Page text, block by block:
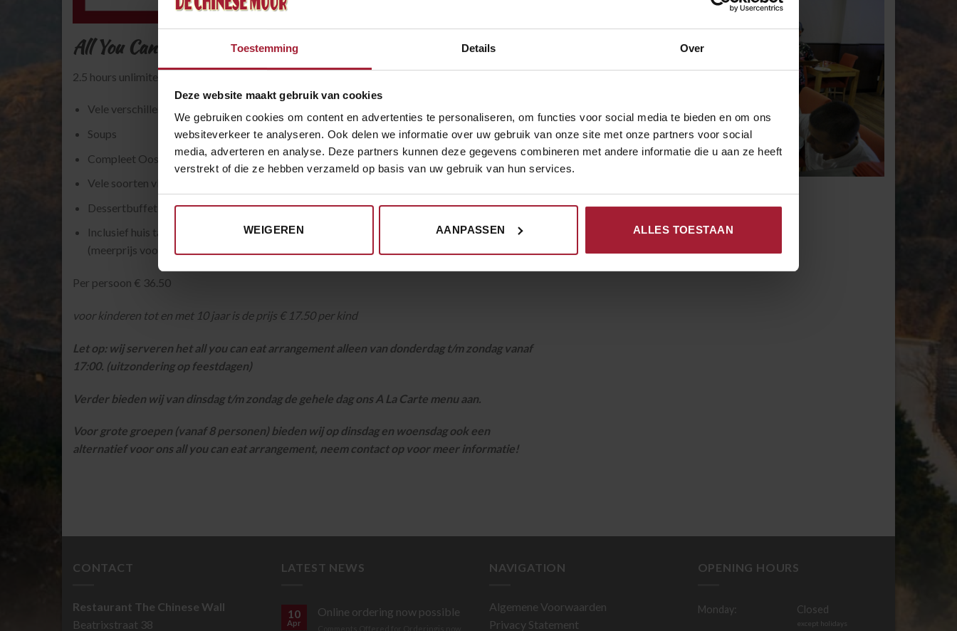
Toestemming Details Over
Deze website maakt gebruik van cookies
We gebruiken cookies om content en advertenties te personaliseren, om functies voor social media te bieden en om ons
websiteverkeer te analyseren. Ook delen we informatie over uw gebruik van onze site met onze partners voor social
media, adverteren en analyse. Deze partners kunnen deze gegevens combineren met andere informatie die u aan ze heeft
verstrekt of die ze hebben verzameld op basis van uw gebruik van hun services.
WEIGEREN AANPASSEN ALLES TOESTAAN
All You Can Eat Package
2.5 hours unlimited enjoyment of:
Vele verschillende soorten Sushi
Soups
Compleet Oosters warm buffet
Vele soorten vlees en vis, vers bereid van de teppanyaki grill
Dessertbuffet met verschillende smaken ijs en vers fruit
Inclusief huis tapbier, huiswijn en alle non-alcoholische dranken waaronder koffie & thee
(meerprijs voor sterke dranken en speciaalbieren)
Per persoon € 36.50
voor kinderen tot en met 10 jaar is de prijs € 17.50 per kind
Let op: wij serveren het all you can eat arrangement alleen van donderdag t/m zondag vanaf
17:00. (uitzondering op feestdagen)
Verder bieden wij van dinsdag t/m zondag de gehele dag ons A La Carte menu aan.
Voor grote groepen (vanaf 8 personen) bieden wij op dinsdag en woensdag ook een
alternatief voor ons all you can eat arrangement, neem contact op voor meer informatie!
CONTACT
Restaurant The Chinese Wall
Beatrixstraat 38
LATEST NEWS
10
Apr
Online ordering now possible
NAVIGATION
Algemene Voorwaarden
Privacy Statement
OPENING HOURS
Monday: Closed
except holidays